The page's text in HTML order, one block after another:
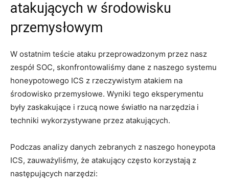
atakujących w środowisku
przemysłowym
W ostatnim teście ataku przeprowadzonym⁢ przez nasz
zespół SOC, skonfrontowaliśmy dane z naszego systemu
honeypotowego ICS z​ rzeczywistym atakiem na
środowisko przemysłowe. Wyniki tego eksperymentu
były zaskakujące i rzucą nowe światło ‌na narzędzia i
techniki wykorzystywane ⁢przez atakujących.
Podczas analizy danych zebranych z naszego ⁢honeypota
ICS, zauważyliśmy, że​ atakujący często korzystają z
następujących narzędzi: